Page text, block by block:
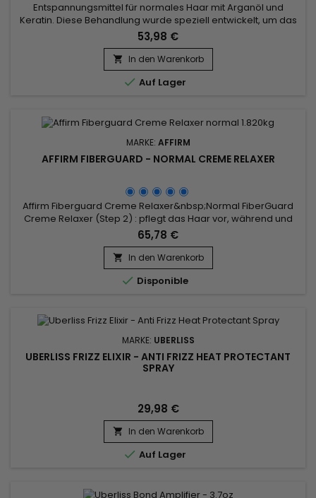
Entspannungsmittel für normales Haar mit Arganöl und
Keratin. Diese Behandlung wurde speziell entwickelt, um das
widerspenstigste Haar zu bändigen. Sie verwandelt feste
Locken und Kräuselungen in glattes, seidiges Haar.&nbsp; Die
Affirm Argan Relaxer-Formel dringt tief in die Haarfaser ein
und richtet die Bindungen sanft neu aus. Arganöl, bekannt
für...
53,98 €
 In den Warenkorb
 Auf Lager
MARKE: AFFIRM
AFFIRM FIBERGUARD - NORMAL CREME RELAXER
Affirm Fiberguard Creme Relaxer&nbsp;Normal FiberGuard
Creme Relaxer (Step 2) : pflegt das Haar vor, während und
nach der chemischen Behandlung.&nbsp; Pflegt das Haar
vor, während und nach der chemischen Verarbeitung.&nbsp;
Formuliert mit Avlons exklusivem Fiber Strengthening
Complex (FSC), der die Haarfaserstruktur beim Entspannen
stärkt.&nbsp;...
65,78 €
 In den Warenkorb
 Disponible
MARKE: UBERLISS
UBERLISS FRIZZ ELIXIR - ANTI FRIZZ HEAT PROTECTANT
SPRAY
29,98 €
 In den Warenkorb
 Auf Lager